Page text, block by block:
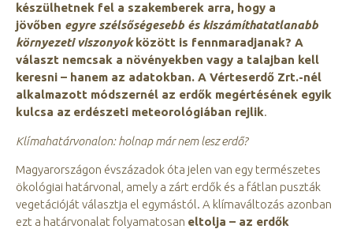
készülhetnek fel a szakemberek arra, hogy a
jövőben egyre szélsőségesebb és kiszámíthatatlanabb
környezeti viszonyokközött is fennmaradjanak? A
választ nemcsak a növényekben vagy a talajban kell
keresni – hanem az adatokban. A Vérteserdő Zrt.-nél
alkalmazott módszernél az erdők megértésének egyik
kulcsa az erdészeti meteorológiában rejlik.
Klímahatárvonalon: holnap már nem lesz erdő?
Magyarországon évszázadok óta jelen van egy természetes
ökológiai határvonal, amely a zárt erdők és a fátlan puszták
vegetációját választja el egymástól. A klímaváltozás azonban
ezt a határvonalat folyamatosan eltolja – az erdők